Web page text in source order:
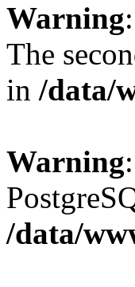
Warning
The
in /data/
Warning
/data/